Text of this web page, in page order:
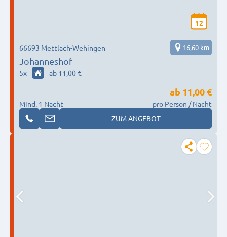
12
Johanneshof
66693 Mettlach-Wehingen 16,60 km
5x ab 11,00 €
Mind. 1 Nacht
ab 11,00 €
pro Person / Nacht
ZUM ANGEBOT